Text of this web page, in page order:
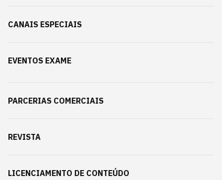
CANAIS ESPECIAIS
EVENTOS EXAME
PARCERIAS COMERCIAIS
REVISTA
LICENCIAMENTO DE CONTEÚDO